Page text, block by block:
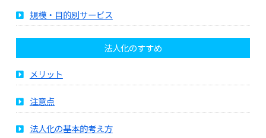
規模・目的別サービス
法人化のすすめ
メリット
注意点
法人化の基本的考え方